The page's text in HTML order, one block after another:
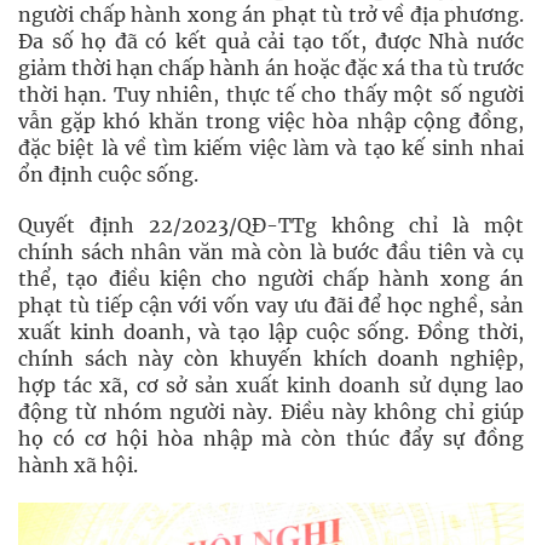
người chấp hành xong án phạt tù trở về địa phương.
Đa số họ đã có kết quả cải tạo tốt, được Nhà nước
giảm thời hạn chấp hành án hoặc đặc xá tha tù trước
thời hạn. Tuy nhiên, thực tế cho thấy một số người
vẫn gặp khó khăn trong việc hòa nhập cộng đồng,
đặc biệt là về tìm kiếm việc làm và tạo kế sinh nhai
ổn định cuộc sống.
Quyết định 22/2023/QĐ-TTg không chỉ là một
chính sách nhân văn mà còn là bước đầu tiên và cụ
thể, tạo điều kiện cho người chấp hành xong án
phạt tù tiếp cận với vốn vay ưu đãi để học nghề, sản
xuất kinh doanh, và tạo lập cuộc sống. Đồng thời,
chính sách này còn khuyến khích doanh nghiệp,
hợp tác xã, cơ sở sản xuất kinh doanh sử dụng lao
động từ nhóm người này. Điều này không chỉ giúp
họ có cơ hội hòa nhập mà còn thúc đẩy sự đồng
hành xã hội.